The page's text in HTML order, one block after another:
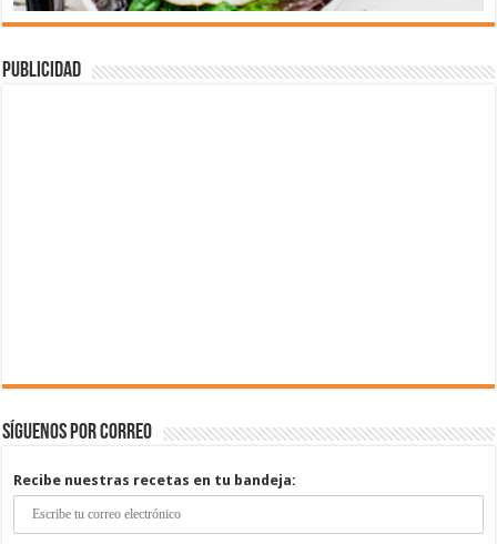
Publicidad
Síguenos por correo
Recibe nuestras recetas en tu bandeja: